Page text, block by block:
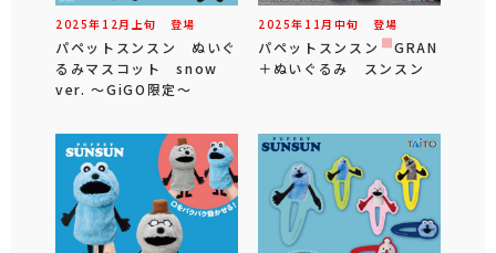
2025年 12 月 上旬 登場
パペットスンスン ぬいぐ
るみマスコット snow
ver. ～GiGO限定～
2025年 11 月 中旬 登場
パペットスンスン GRAN
＋ぬいぐるみ スンスン